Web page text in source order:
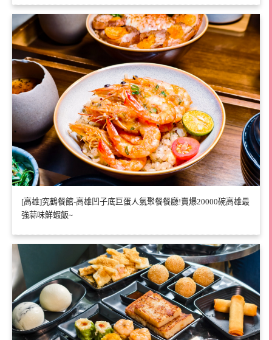
[高雄]究鶴餐館-高雄凹子底巨蛋人氣聚餐餐廳!賣爆20000碗高雄最
強蒜味鮮蝦飯~